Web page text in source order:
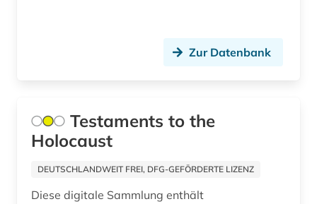
bürgerliches wappen (1)
Zur Datenbank
Testaments to the
Holocaust
DEUTSCHLANDWEIT FREI, DFG-GEFÖRDERTE LIZENZ
Diese digitale Sammlung enthält